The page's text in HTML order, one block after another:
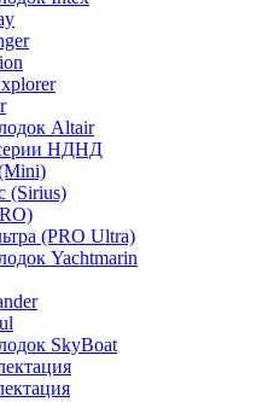
Altair
НДНД
(Sirius)
(PRO Ultra)
Yachtmarin
SkyBoat